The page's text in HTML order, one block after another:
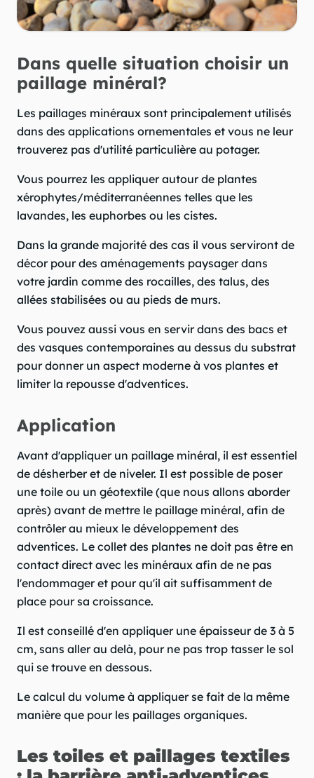
Dans quelle situation choisir un
paillage minéral?
Les paillages minéraux sont principalement utilisés
dans des applications ornementales et vous ne leur
trouverez pas d'utilité particulière au potager.
Vous pourrez les appliquer autour de plantes
xérophytes/méditerranéennes telles que les
lavandes, les euphorbes ou les cistes.
Dans la grande majorité des cas il vous serviront de
décor pour des aménagements paysager dans
votre jardin comme des rocailles, des talus, des
allées stabilisées ou au pieds de murs.
Vous pouvez aussi vous en servir dans des bacs et
des vasques contemporaines au dessus du substrat
pour donner un aspect moderne à vos plantes et
limiter la repousse d'adventices.
Application
Avant d'appliquer un paillage minéral, il est essentiel
de désherber et de niveler. Il est possible de poser
une toile ou un géotextile (que nous allons aborder
après) avant de mettre le paillage minéral, afin de
contrôler au mieux le développement des
adventices. Le collet des plantes ne doit pas être en
contact direct avec les minéraux afin de ne pas
l'endommager et pour qu'il ait suffisamment de
place pour sa croissance.
Il est conseillé d'en appliquer une épaisseur de 3 à 5
cm, sans aller au delà, pour ne pas trop tasser le sol
qui se trouve en dessous.
Le calcul du volume à appliquer se fait de la même
manière que pour les paillages organiques.
Les toiles et paillages textiles